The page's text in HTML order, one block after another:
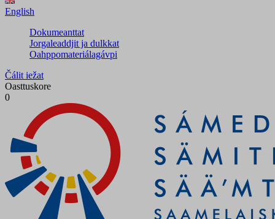
English
Dokumeanttat
Jorgaleaddjit ja dulkkat
Oahppomateriálagávpi
Čálit iežat
Oasttuskore
0